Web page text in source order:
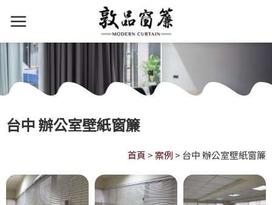
台中 辦公室壁紙窗簾
首頁 >案例 > 台中 辦公室壁紙窗簾